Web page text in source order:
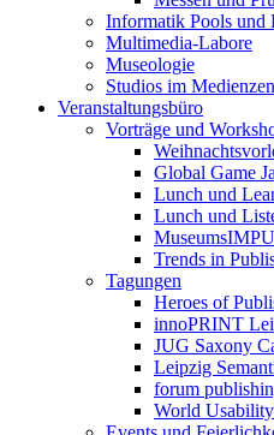
Informatik Pools und
Multimedia-Labore
Museologie
Studios im
Veranstaltungsbüro
Vorträge und
Global Game
Lunch und
Lunch und
Trends in
Tagungen
Heroes of
innoPRINT
JUG Saxony
Leipzig
forum
World